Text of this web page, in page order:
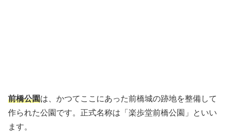
前橋公園は、かつてここにあった前橋城の跡地を整備して
作られた公園です。正式名称は「楽歩堂前橋公園」といい
ます。